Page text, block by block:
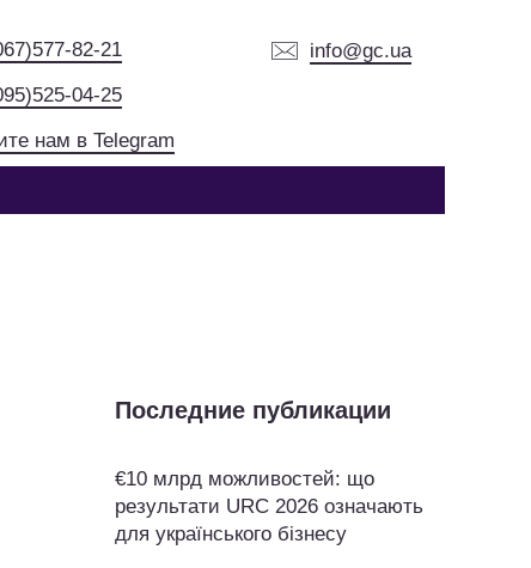
82-21
04-25
нам в Telegram
info@gc.ua
Последние публикации
€10 млрд можливостей: що
результати URC 2026 означають
для українського бізнесу